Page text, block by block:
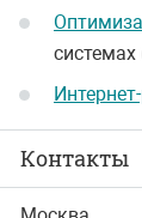
системах
Контакты